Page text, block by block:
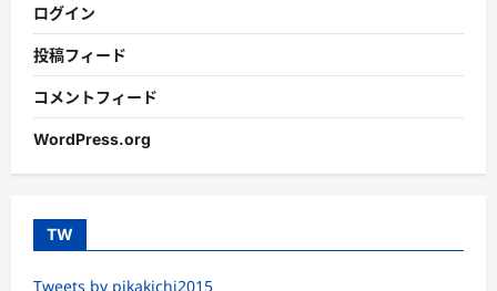
ログイン
投稿フィード
コメントフィード
WordPress.org
TW
Tweets by pikakichi2015